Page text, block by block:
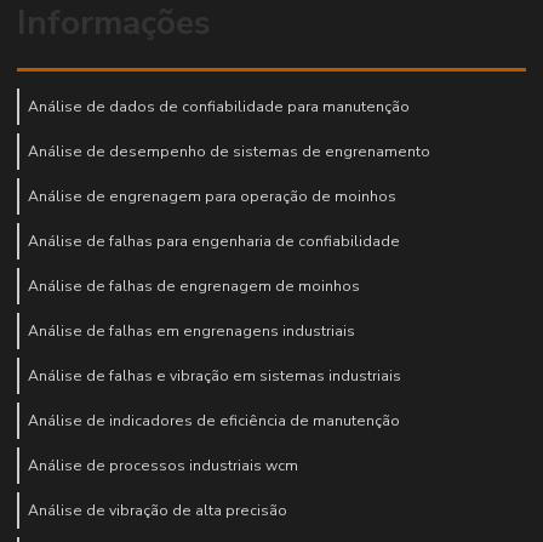
Análise de dados de confiabilidade para manutenção
Análise de desempenho de sistemas de engrenamento
Análise de engrenagem para operação de moinhos
Análise de falhas para engenharia de confiabilidade
Análise de falhas de engrenagem de moinhos
Análise de falhas em engrenagens industriais
Análise de falhas e vibração em sistemas industriais
Análise de indicadores de eficiência de manutenção
Análise de processos industriais wcm
Análise de vibração de alta precisão